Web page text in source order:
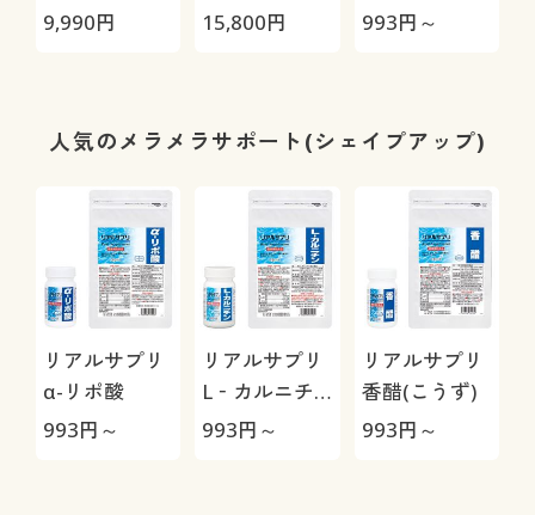
ージョブ®」
9,990円
極-
15,800円
993円～
人気のメラメラサポート(シェイプアップ)
リアルサプリ
α-リポ酸
993円～
リアルサプリ
L‐カルニチ
ン
993円～
リアルサプリ
香醋(こうず)
993円～